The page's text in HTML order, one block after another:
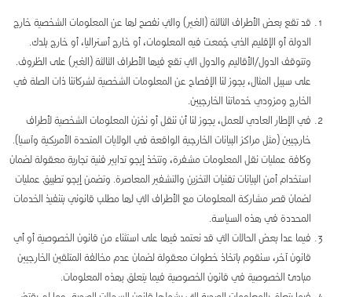
قد تقع بعض الأطراف الثالثة (الغير) والتي نفصح لها عن المعلومات الشخصية خارج
الدولة أو الإقليم الذي جُمعت فيه المعلومات، أو خارج أستراليا، أو خارج بلدك.
وتتوقف الدول/الأقاليم والدول التي تقع فيها الأطراف الثالثة (الغير) على الظروف.
على سبيل المثال، يجوز لنا الإفصاح عن المعلومات الشخصية لشركاتنا ذات الصلة في
الخارج ومزودي خدماتنا الخارجيين.
في الإطار العادي للعمل، يجوز لنا أن ننقل أو نخزن المعلومات الشخصية لأطراف
خارجيين (مثل مراكز البيانات الخارجية الواقعة في الولايات المتحدة الأمريكية وآسيا).
وكافة عمليات نقل المعلومات مشفرة، وتتخذ إيجو تدابير فنية تجارية معقولة لضمان
استخدام أمن البيانات تقنيات التخزين والتشفير المعاصرة. وتضمن إيجو تطبيق عمليات
لضمان قصر مشاركة المعلومات مع الأطراف التي لها مطلب قانوني بتنفيذ الخدمات
المحددة في هذه السياسة.
فيما عدا بعض الحالات التي قد نعتمد فيها على استثناء من قانون الخصوصية أو أي
قانون آخر، سنقوم باتخاذ خطوات معقولة لضمان عدم مخالفة المتلقين الخارجيين
مبادئ الخصوصية في قانون الخصوصية فيما يتعلق بهذه المعلومات.